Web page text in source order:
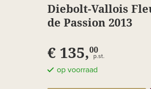
Diebolt-Vallois
de Passion 2013
€ 135,00
p.st.
op voorraad